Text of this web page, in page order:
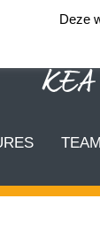
Deze